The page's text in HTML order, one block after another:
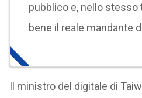
pubblico e, nello stesso
bene il reale mandante
Il ministro del digitale di